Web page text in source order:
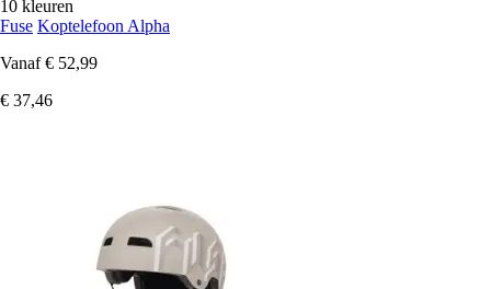
10 kleuren
Fuse Koptelefoon Alpha
Vanaf € 52,99
€ 37,46